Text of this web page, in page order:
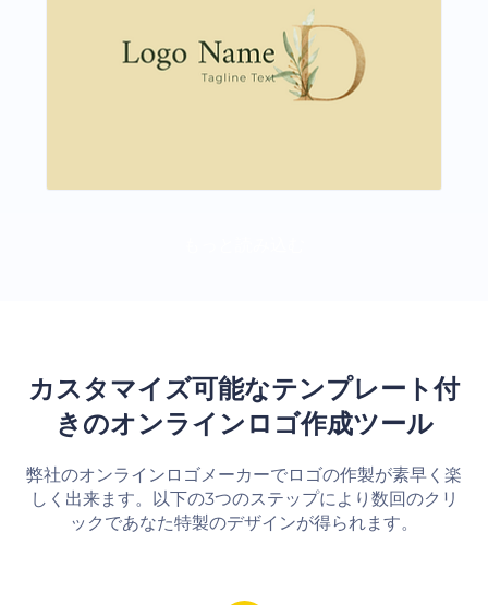
カスタマイズ可能なテンプレート付
きのオンラインロゴ作成ツール
弊社のオンラインロゴメーカーでロゴの作製が素早く楽
しく出来ます。以下の3つのステップにより数回のクリ
ックであなた特製のデザインが得られます。